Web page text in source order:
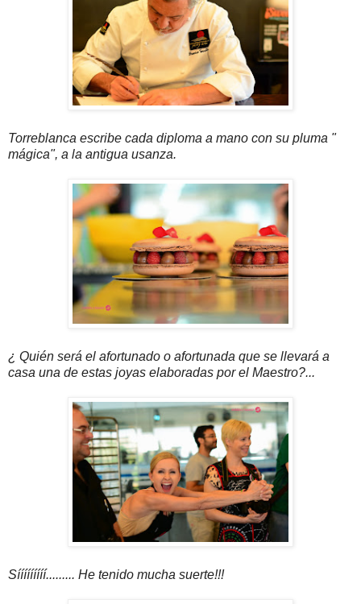
Torreblanca escribe cada diploma a mano con su pluma "
mágica", a la antigua usanza.
¿ Quién será el afortunado o afortunada que se llevará a
casa una de estas joyas elaboradas por el Maestro?...
Sííííííííí......... He tenido mucha suerte!!!